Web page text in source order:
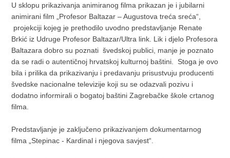
U sklopu prikazivanja animiranog filma prikazan je i jubilarni
animirani film „Profesor Baltazar – Augustova treća sreća“,
projekciji kojeg je prethodilo uvodno predstavljanje Renate
Brkić iz Udruge Profesor Baltazar/Ultra link. Lik i djelo Profesora
Baltazara dobro su poznati švedskoj publici, manje je poznato
da se radi o autentičnoj hrvatskoj kulturnoj baštini. Stoga je ovo
bila i prilika da prikazivanju i predavanju prisustvuju producenti
švedske nacionalne televizije koji su se odazvali pozivu i
dodatno informirali o bogatoj baštini Zagrebačke škole crtanog
filma.
Predstavljanje je zaključeno prikazivanjem dokumentarnog
filma „Stepinac - Kardinal i njegova savjest“.